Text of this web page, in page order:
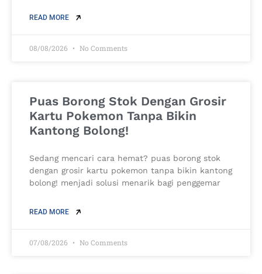
READ MORE
08/08/2026 No Comments
Puas Borong Stok Dengan Grosir
Kartu Pokemon Tanpa Bikin
Kantong Bolong!
Sedang mencari cara hemat? puas borong stok
dengan grosir kartu pokemon tanpa bikin kantong
bolong! menjadi solusi menarik bagi penggemar
READ MORE
07/08/2026 No Comments